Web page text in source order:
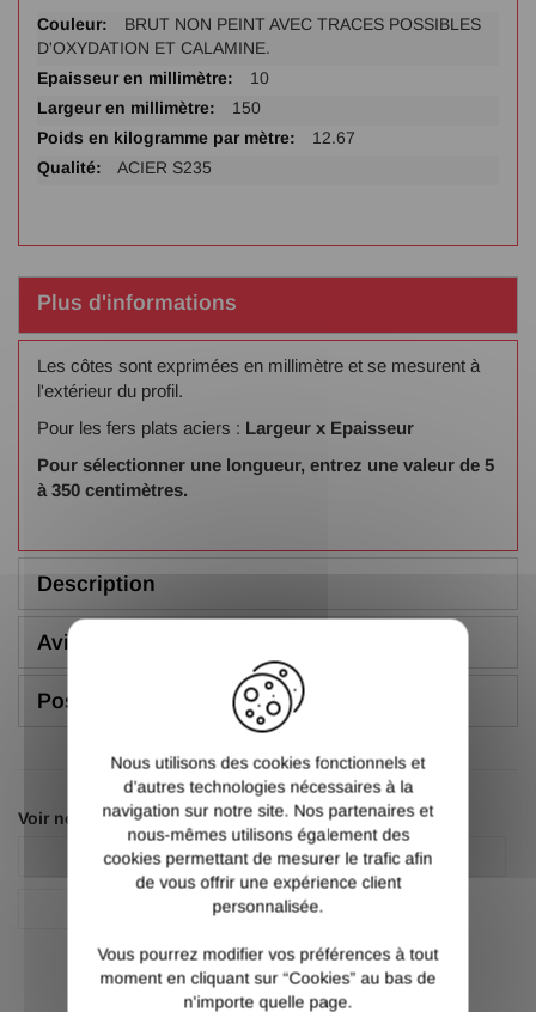
Plus
d'infos
BRUT NON PEINT AVEC TRACES POSSIBLES
D'OXYDATION ET CALAMINE.
10
150
12.67
ACIER S235
Plus d'informations
Les côtes sont exprimées en millimètre et se mesurent à
l'extérieur du profil.
Pour les fers plats aciers : Largeur x Epaisseur
Pour sélectionner une longueur, entrez une valeur de 5
à 350 centimètres.
Description
Avis (5.00/5)
Poser une question
Voir nos autres pages :
Fer plat acier
Fer plat acier
Nous utilisons des cookies fonctionnels et
d’autres technologies nécessaires à la
navigation sur notre site. Nos partenaires et
nous-mêmes utilisons également des
cookies permettant de mesurer le trafic afin
de vous offrir une expérience client
personnalisée.
Vous pourrez modifier vos préférences à tout
moment en cliquant sur “Cookies” au bas de
n'importe quelle page.